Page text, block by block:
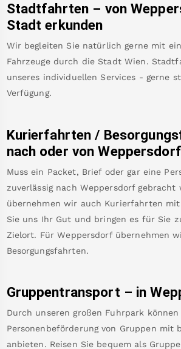
Stadtfahrten – von
Stadt erkunden
Wir begleiten Sie natürlich gerne mit
Fahrzeuge durch die Stadt Wien.
unseres individuellen Services - gerne
Verfügung.
Kurierfahrten /
nach oder von Weppersdorf
Muss ein Packet, Brief oder gar eine
zuverlässig nach Weppersdorf gebracht
übernehmen wir auch Kurierfahrten
Sie uns Ihr Gut und bringen es für Sie
Zielort. Für Weppersdorf übernehmen
Besorgungsfahrten.
Gruppentransport – in
Durch unseren großen Fuhrpark
Personenbeförderung von Gruppen mit
anbieten. Reisen Sie bequem als